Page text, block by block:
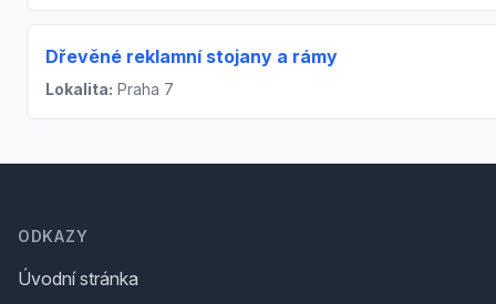
Dřevěné reklamní stojany a rámy
Lokalita: Praha 7
ODKAZY
Úvodní stránka